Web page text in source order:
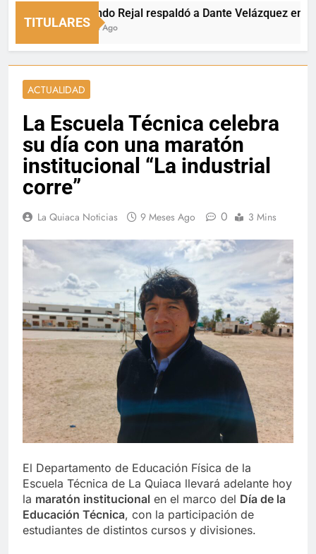
TITULARES
Fernando Rejal respaldó a Dante Velázquez en el
11 Horas Ago
ACTUALIDAD
La Escuela Técnica celebra
su día con una maratón
institucional “La industrial
corre”
La Quiaca Noticias 9 Meses Ago 0 3 Mins
El Departamento de Educación Física de la
Escuela Técnica de La Quiaca llevará adelante hoy
la maratón institucional en el marco del Día de la
Educación Técnica, con la participación de
estudiantes de distintos cursos y divisiones.